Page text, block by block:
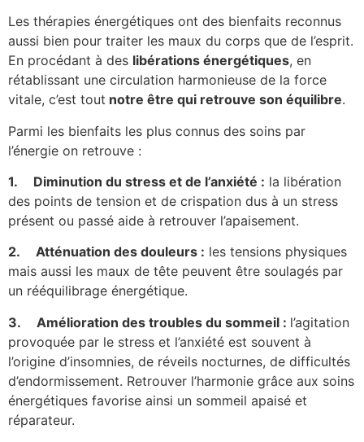
Les thérapies énergétiques ont des bienfaits reconnus
aussi bien pour traiter les maux du corps que de l’esprit.
En procédant à des libérations énergétiques, en
rétablissant une circulation harmonieuse de la force
vitale, c’est tout notre être qui retrouve son équilibre.
Parmi les bienfaits les plus connus des soins par
l’énergie on retrouve :
1.
Diminution du stress et de l’anxiété : la libération
des points de tension et de crispation dus à un stress
présent ou passé aide à retrouver l’apaisement.
2.
Atténuation des douleurs : les tensions physiques
mais aussi les maux de tête peuvent être soulagés par
un rééquilibrage énergétique.
3. Amélioration des troubles du sommeil : l’agitation
provoquée par le stress et l’anxiété est souvent à
l’origine d’insomnies, de réveils nocturnes, de difficultés
d’endormissement. Retrouver l’harmonie grâce aux soins
énergétiques favorise ainsi un sommeil apaisé et
réparateur.